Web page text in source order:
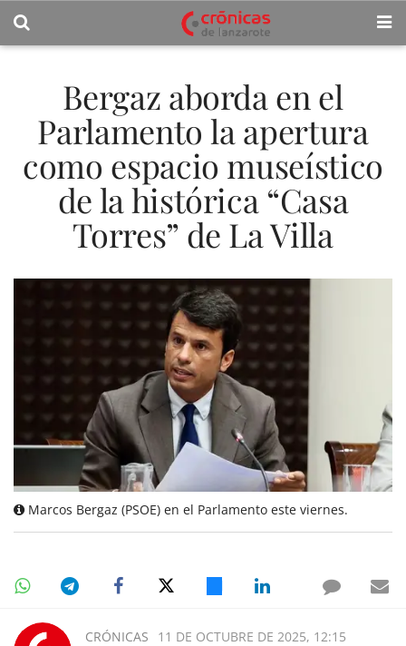
Bergaz aborda en el
Parlamento la apertura
como espacio museístico
de la histórica “Casa
Torres” de La Villa
Marcos Bergaz (PSOE) en el Parlamento este viernes.
CRÓNICAS 11 DE OCTUBRE DE 2025, 12:15